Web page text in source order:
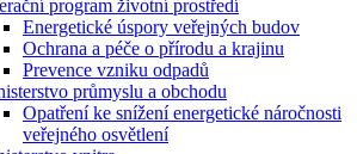
program životní prostředí
Energetické úspory veřejných budov
Ochrana a péče o přírodu a krajinu
Prevence vzniku odpadů
průmyslu a obchodu
Opatření ke snížení energetické náročnosti
veřejného osvětlení